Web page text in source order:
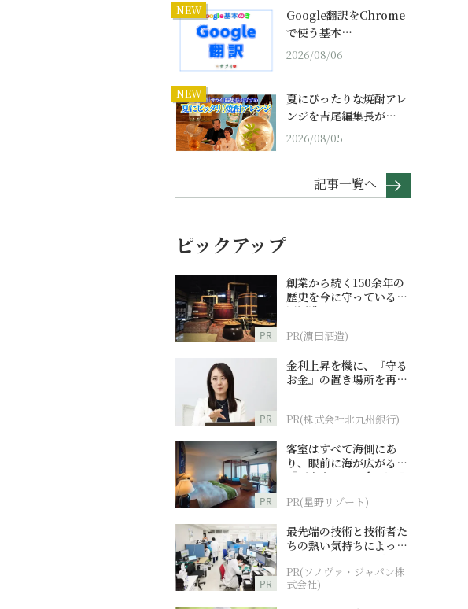
NEW
Google翻訳をChrome
で使う基本…
2026/08/06
NEW
夏にぴったりな焼酎アレ
ンジを吉尾編集長が…
2026/08/05
記事一覧へ
ピックアップ
PR
創業から続く150余年の
歴史を今に守っている濵
田酒造
PR(濵田酒造)
PR
金利上昇を機に、『守る
お金』の置き場所を再検
討
PR(株式会社北九州銀行)
PR
客室はすべて海側にあ
り、眼前に海が広がる
『西表島ホテル by 星野
PR(星野リゾート)
PR
最先端の技術と技術者た
ちの熱い気持ちによって
作られているオーダーメ
イド補聴器
PR(ソノヴァ・ジャパン株
式会社)